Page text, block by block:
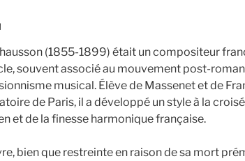
(1855-1899) était un compositeur
souvent associé au mouvement post-
musical. Élève de Massenet et de
de Paris, il a développé un style à la
et de la finesse harmonique française.
bien que restreinte en raison de sa mort